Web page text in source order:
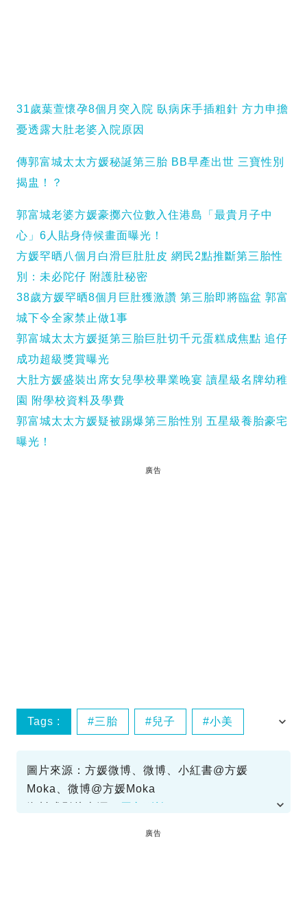
31歲葉萱懷孕8個月突入院 臥病床手插粗針 方力申擔
憂透露大肚老婆入院原因
傳郭富城太太方媛秘誕第三胎 BB早產出世 三寶性別
揭盅！？
郭富城老婆方媛豪擲六位數入住港島「最貴月子中
心」6人貼身侍候畫面曝光！
方媛罕晒八個月白滑巨肚肚皮 網民2點推斷第三胎性
別：未必陀仔 附護肚秘密
38歲方媛罕晒8個月巨肚獲激讚 第三胎即將臨盆 郭富
城下令全家禁止做1事
郭富城太太方媛挺第三胎巨肚切千元蛋糕成焦點 追仔
成功超級獎賞曝光
大肚方媛盛裝出席女兒學校畢業晚宴 讀星級名牌幼稚
園 附學校資料及學費
郭富城太太方媛疑被踢爆第三胎性別 五星級養胎豪宅
曝光！
廣告
Tags : 三胎 兒子 小美
圖片來源：方媛微博、微博、小紅書@方媛
Moka、微博@方媛Moka
廣告